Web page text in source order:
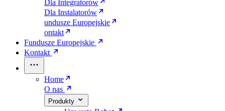
Dla Integratorów
Dla Instalatorów
undusze Europejskie
ontakt
Fundusze Europejskie
Kontakt
Home
O nas
Produkty